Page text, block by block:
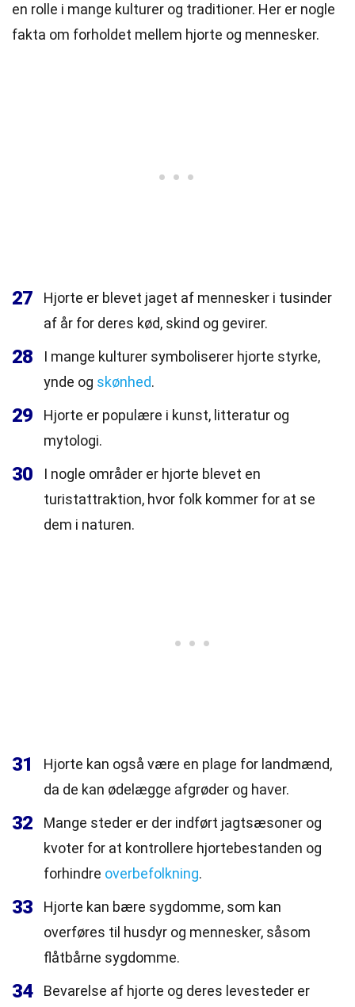
en rolle i mange kulturer og traditioner. Her er nogle
fakta om forholdet mellem hjorte og mennesker.
27
Hjorte er blevet jaget af mennesker i tusinder
af år for deres kød, skind og gevirer.
28
I mange kulturer symboliserer hjorte styrke,
ynde og skønhed.
29
Hjorte er populære i kunst, litteratur og
mytologi.
30
I nogle områder er hjorte blevet en
turistattraktion, hvor folk kommer for at se
dem i naturen.
31
Hjorte kan også være en plage for landmænd,
da de kan ødelægge afgrøder og haver.
32
Mange steder er der indført jagtsæsoner og
kvoter for at kontrollere hjortebestanden og
forhindre overbefolkning.
33
Hjorte kan bære sygdomme, som kan
overføres til husdyr og mennesker, såsom
flåtbårne sygdomme.
34
Bevarelse af hjorte og deres levesteder er